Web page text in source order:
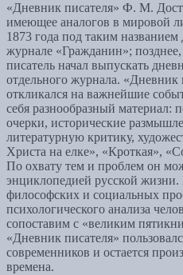
«Дневник писателя» Ф. М.
имеющее аналогов в мировой
1873 года под таким
журнале «Гражданин»;
писатель начал выпускать
отдельного журнала. «Дневник
откликался на важнейшие
себя разнообразный материал:
очерки, исторические
литературную критику,
Христа на елке», «Кроткая»,
По охвату тем и проблем он
энциклопедией русской
философских и социальных
психологического анализа
сопоставим с «великим
«Дневник писателя»
современников и остается
времена.